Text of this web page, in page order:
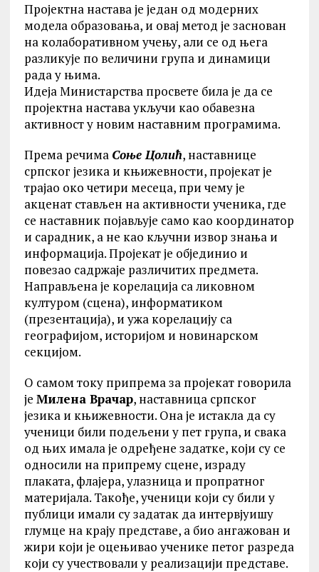
Пројектна настава је један од модерних
модела образовања, и овај метод је заснован
на колаборативном учењу, али се од њега
разликује по величини група и динамици
рада у њима.
Идеја Министарства просвете била је да се
пројектна настава укључи као обавезна
активност у новим наставним програмима.
Према речима Соње Цолић, наставнице
српског језика и књижевности, пројекат је
трајао око четири месеца, при чему је
акценат стављен на активности ученика, где
се наставник појављује само као координатор
и сарадник, а не као кључни извор знања и
информација. Пројекат је објединио и
повезао садржаје различитих предмета.
Направљена је корелација са ликовном
културом (сцена), информатиком
(презентација), и ужа корелацију са
географијом, историјом и новинарском
секцијом.
О самом току припрема за пројекат говорила
је Милена Врачар, наставницa српског
језика и књижевности. Она је истакла да су
ученици били подељени у пет група, и свака
од њих имала је одређене задатке, који су се
односили на припрему сцене, израду
плаката, флајера, улазница и пропратног
материјала. Такође, ученици који су били у
публици имали су задатак да интервјуишу
глумце на крају представе, а био ангажован и
жири који је оцењивао ученике петог разреда
који су учествовали у реализацији представе.